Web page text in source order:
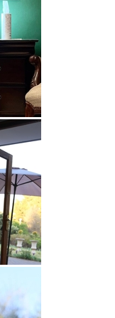
Vielzahl
Kunstgalerien,
und
auch in der
Park,
ist.